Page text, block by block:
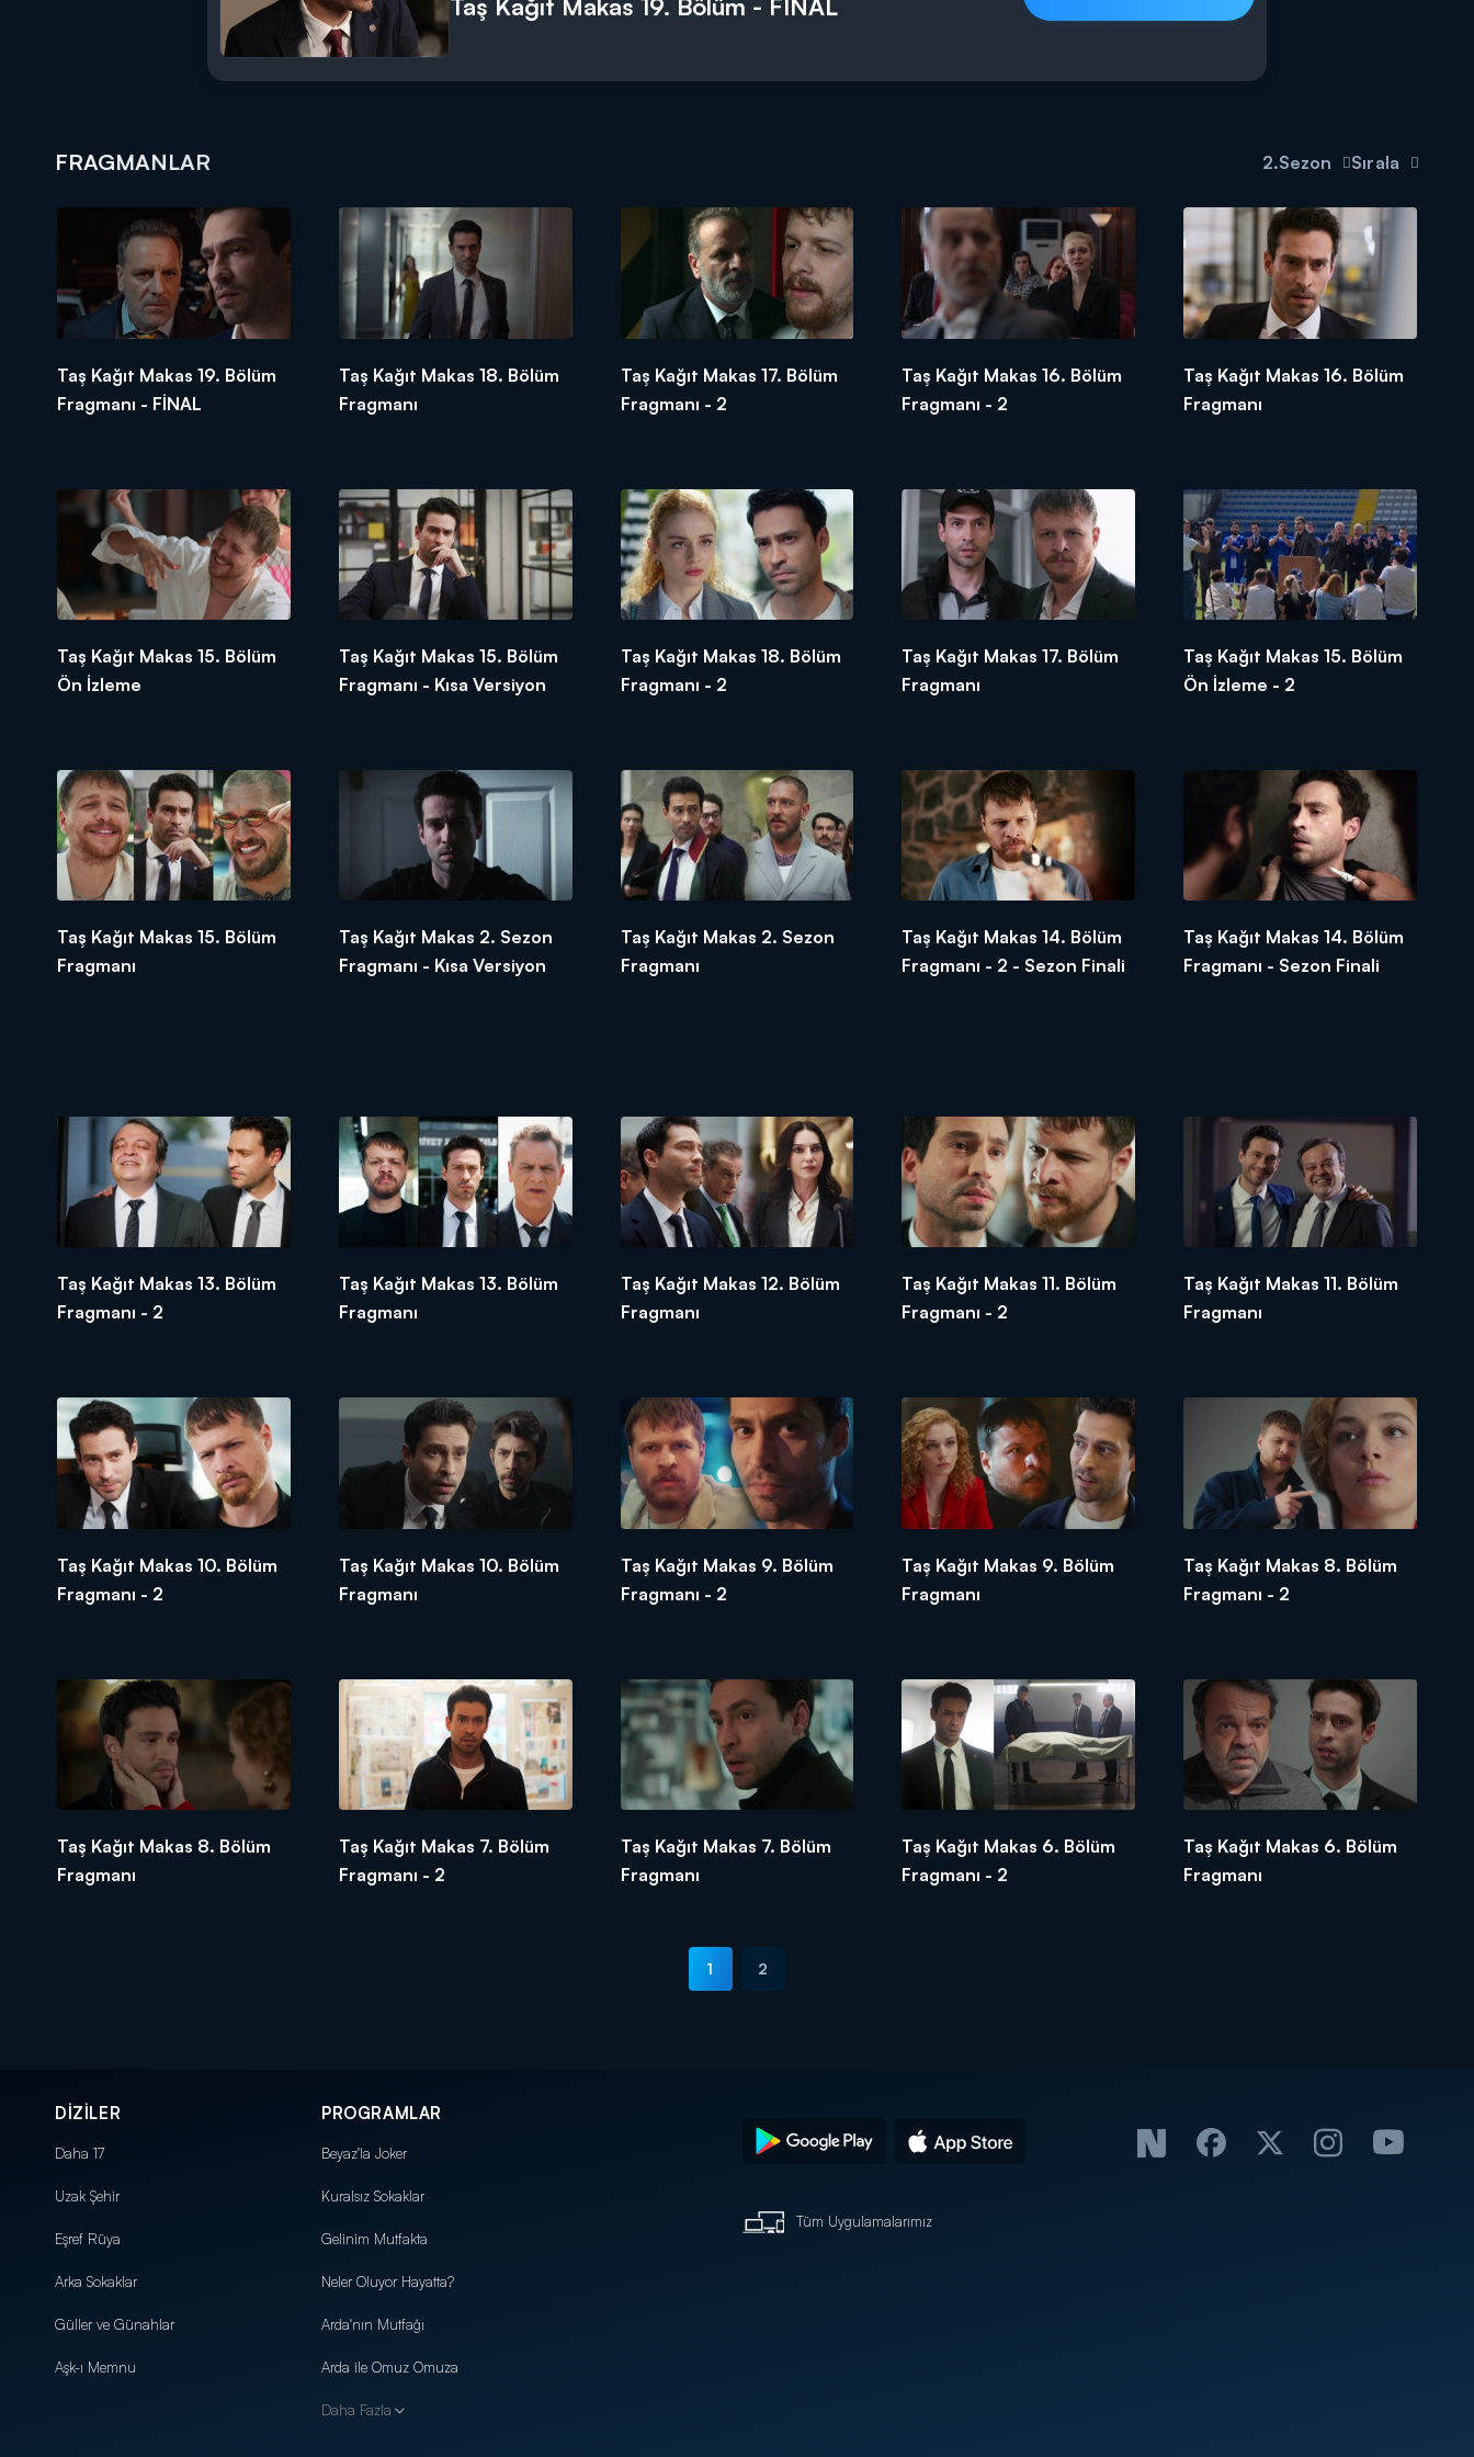
FRAGMANLAR 2.Sezon Sırala
Taş Kağıt Makas 19. Bölüm
Fragmanı - FİNAL
Taş Kağıt Makas 18. Bölüm
Fragmanı
Taş Kağıt Makas 17. Bölüm
Fragmanı - 2
Taş Kağıt Makas 16. Bölüm
Fragmanı - 2
Taş Kağıt Makas 16. Bölüm
Fragmanı
Taş Kağıt Makas 15. Bölüm
Ön İzleme
Taş Kağıt Makas 15. Bölüm
Fragmanı - Kısa Versiyon
Taş Kağıt Makas 18. Bölüm
Fragmanı - 2
Taş Kağıt Makas 17. Bölüm
Fragmanı
Taş Kağıt Makas 15. Bölüm
Ön İzleme - 2
Taş Kağıt Makas 15. Bölüm
Fragmanı
Taş Kağıt Makas 2. Sezon
Fragmanı - Kısa Versiyon
Taş Kağıt Makas 2. Sezon
Fragmanı
Taş Kağıt Makas 14. Bölüm
Fragmanı - 2 - Sezon Finali
Taş Kağıt Makas 14. Bölüm
Fragmanı - Sezon Finali
Taş Kağıt Makas 13. Bölüm
Fragmanı - 2
Taş Kağıt Makas 13. Bölüm
Fragmanı
Taş Kağıt Makas 12. Bölüm
Fragmanı
Taş Kağıt Makas 11. Bölüm
Fragmanı - 2
Taş Kağıt Makas 11. Bölüm
Fragmanı
Taş Kağıt Makas 10. Bölüm
Fragmanı - 2
Taş Kağıt Makas 10. Bölüm
Fragmanı
Taş Kağıt Makas 9. Bölüm
Fragmanı - 2
Taş Kağıt Makas 9. Bölüm
Fragmanı
Taş Kağıt Makas 8. Bölüm
Fragmanı - 2
Taş Kağıt Makas 8. Bölüm
Fragmanı
Taş Kağıt Makas 7. Bölüm
Fragmanı - 2
Taş Kağıt Makas 7. Bölüm
Fragmanı
Taş Kağıt Makas 6. Bölüm
Fragmanı - 2
Taş Kağıt Makas 6. Bölüm
Fragmanı
1 2
DİZİLER
Daha 17
Uzak Şehir
Eşref Rüya
Arka Sokaklar
Güller ve Günahlar
Aşk-ı Memnu
PROGRAMLAR
Beyaz'la Joker
Kuralsız Sokaklar
Gelinim Mutfakta
Neler Oluyor Hayatta?
Arda'nın Mutfağı
Arda ile Omuz Omuza
Daha Fazla
Tüm Uygulamalarımız